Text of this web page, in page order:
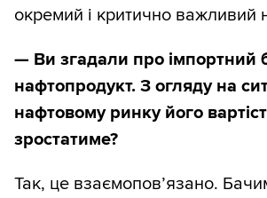
окремий і критично важливий
— Ви згадали про імпортний
нафтопродукт. З огляду на
нафтовому ринку його
зростатиме?
Так, це взаємопов’язано.